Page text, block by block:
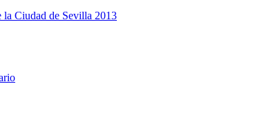
Ciudad de Sevilla 2013